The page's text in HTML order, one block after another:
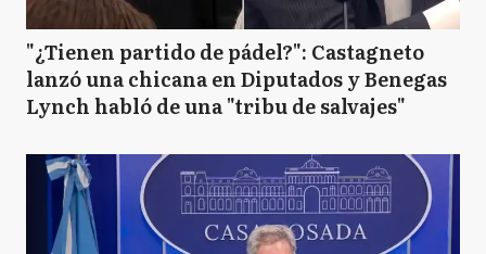
"¿Tienen partido de pádel?": Castagneto
lanzó una chicana en Diputados y Benegas
Lynch habló de una "tribu de salvajes"